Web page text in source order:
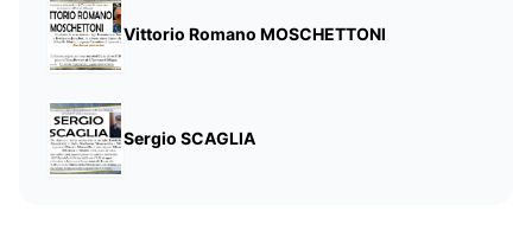
Vittorio Romano MOSCHETTONI
Sergio SCAGLIA